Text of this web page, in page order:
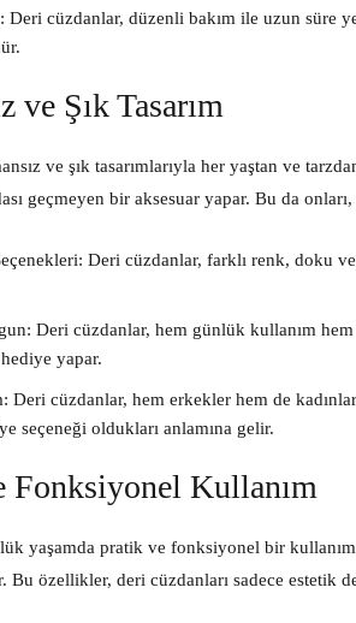
Deri cüzdanlar, düzenli bakım ile uzun süre
ve Şık Tasarım
ve şık tasarımlarıyla her yaştan ve
geçmeyen bir aksesuar yapar. Bu da
Deri cüzdanlar, farklı renk, doku
Deri cüzdanlar, hem günlük kullanım
yapar.
Deri cüzdanlar, hem erkekler hem de
seçeneği oldukları anlamına gelir.
Fonksiyonel Kullanım
yaşamda pratik ve fonksiyonel bir
Bu özellikler, deri cüzdanları sadece estetik